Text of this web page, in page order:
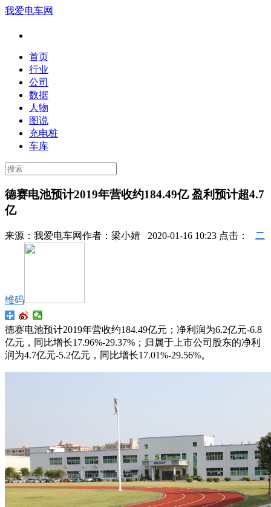
我爱电车网
首页
行业
公司
数据
人物
图说
充电桩
车库
德赛电池预计2019年营收约184.49亿 盈利预计超4.7
亿
来源： 我爱电车网作者： 梁小婧 2020-01-16 10:23 点击： 二
维码
德赛电池预计2019年营收约184.49亿元；净利润为6.2亿元-6.8
亿元，同比增长17.96%-29.37%；归属于上市公司股东的净利
润为4.7亿元-5.2亿元，同比增长17.01%-29.56%。